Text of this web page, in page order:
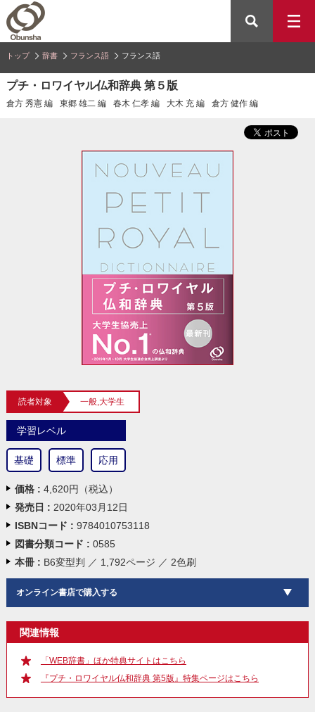
トップ 辞書 フランス語 フランス語
プチ・ロワイヤル仏和辞典 第５版
倉方 秀憲 編 東郷 雄二 編 春木 仁孝 編 大木 充 編 倉方 健作 編
読者対象 一般,大学生
学習レベル
基礎 標準 応用
価格 : 4,620円（税込）
発売日 : 2020年03月12日
ISBNコード : 9784010753118
図書分類コード : 0585
本冊 : B6変型判 ／ 1,792ページ ／ 2色刷
オンライン書店で購入する
関連情報
「WEB辞書」ほか特典サイトはこちら
『プチ・ロワイヤル仏和辞典 第5版』特集ページはこちら